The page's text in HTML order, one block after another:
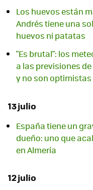
Los huevos están
Andrés tiene una
huevos ni patatas
"Es brutal": los
a las previsiones
y no son optimistas
13 julio
España tiene un
dueño: uno que
en Almería
12 julio